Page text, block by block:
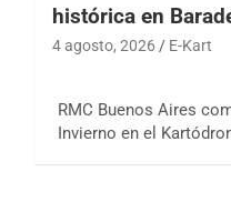
histórica en
4 agosto, 2026 E-Kart
RMC Buenos Aires
Invierno en el